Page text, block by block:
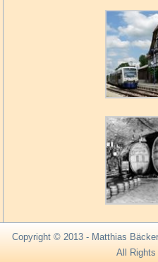
Copyright © 2013 - Matthias
All Rights